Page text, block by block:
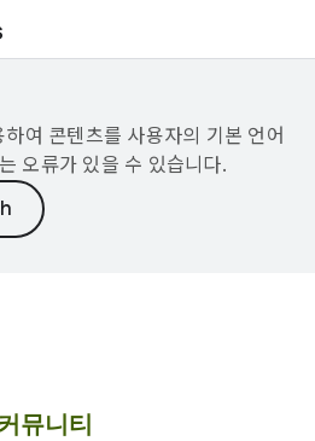
여 콘텐츠를 사용자의 기본 언어
오류가 있을 수 있습니다.
뮤니티